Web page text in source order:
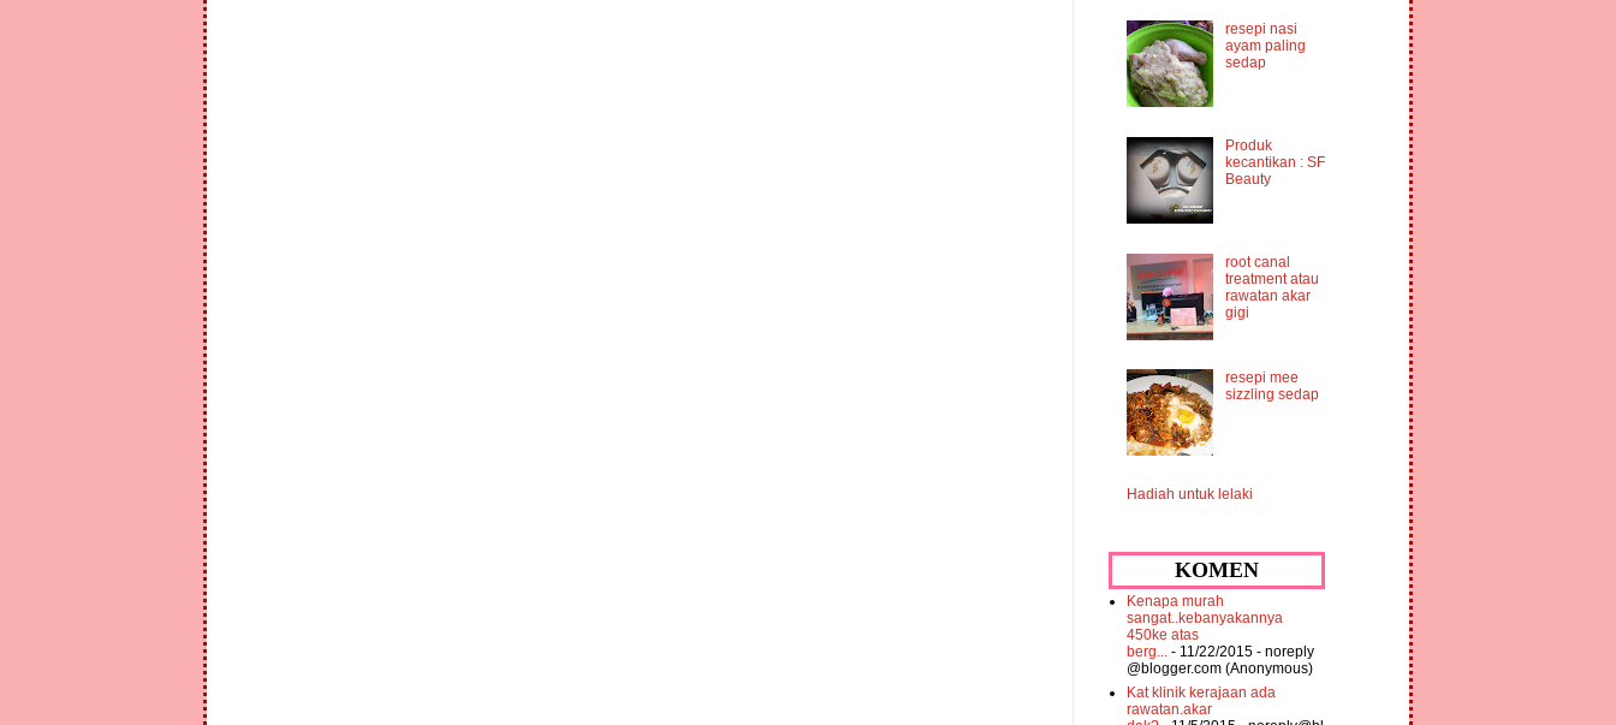
resepi nasi
ayam paling
sedap
Produk
kecantikan : SF
Beauty
root canal
treatment atau
rawatan akar
gigi
resepi mee
sizzling sedap
Hadiah untuk lelaki
KOMEN
Kenapa murah
sangat..kebanyakannya
450ke atas
berg... - 11/22/2015 - noreply
@blogger.com (Anonymous)
Kat klinik kerajaan ada
rawatan.akar